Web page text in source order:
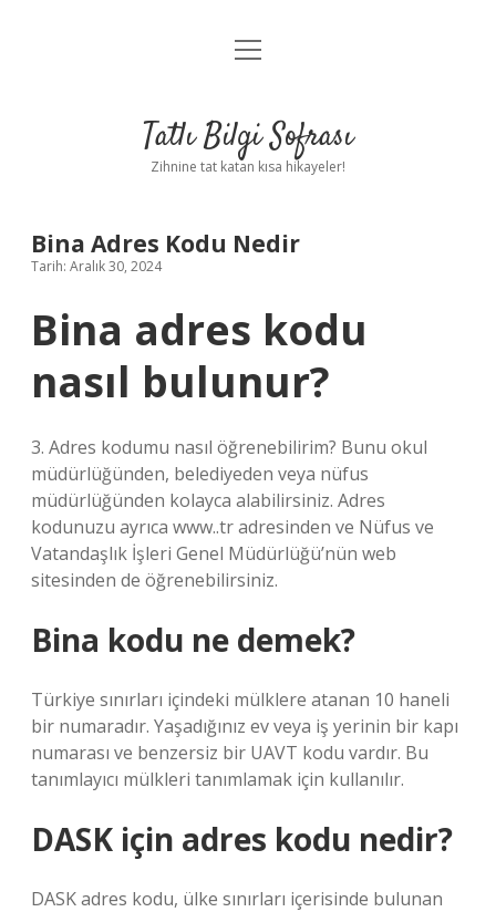
Anasayfa
Yasal Uyarı
menüyü
Tatlı Bilgi Sofrası
Zihnine tat katan kısa hikayeler!
Bina Adres Kodu Nedir
Tarih: Aralık 30, 2024
Bina adres kodu
nasıl bulunur?
3. Adres kodumu nasıl öğrenebilirim? Bunu okul
müdürlüğünden, belediyeden veya nüfus
müdürlüğünden kolayca alabilirsiniz. Adres
kodunuzu ayrıca www..tr adresinden ve Nüfus ve
Vatandaşlık İşleri Genel Müdürlüğü’nün web
sitesinden de öğrenebilirsiniz.
Bina kodu ne demek?
Türkiye sınırları içindeki mülklere atanan 10 haneli
bir numaradır. Yaşadığınız ev veya iş yerinin bir kapı
numarası ve benzersiz bir UAVT kodu vardır. Bu
tanımlayıcı mülkleri tanımlamak için kullanılır.
DASK için adres kodu nedir?
DASK adres kodu, ülke sınırları içerisinde bulunan